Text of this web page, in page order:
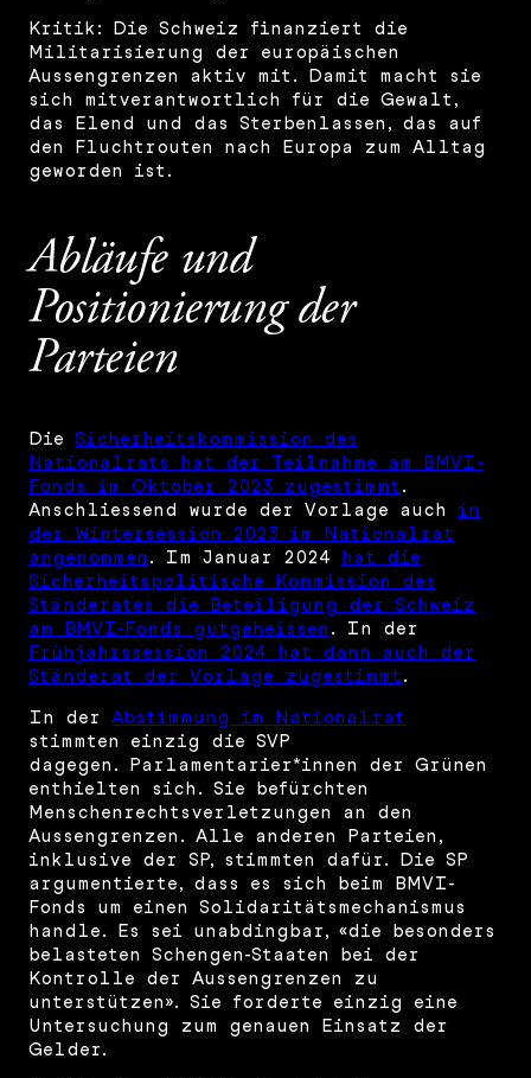
Kritik: Die Schweiz finanziert die
Militarisierung der europäischen
Aussengrenzen aktiv mit. Damit macht sie
sich mitverantwortlich für die Gewalt,
das Elend und das Sterbenlassen, das auf
den Fluchtrouten nach Europa zum Alltag
geworden ist.
Abläufe und
Positionierung der
Parteien
Die Sicherheitskommission des
Nationalrats hat der Teilnahme am BMVI-
Fonds im Oktober 2023 zugestimmt .
Anschliessend wurde der Vorlage auch in
der Wintersession 2023 im Nationalrat
angenommen . Im Januar 2024 hat die
Sicherheitspolitische Kommission des
Ständerates die Beteiligung der Schweiz
am BMVI-Fonds gutgeheissen . In der
Frühjahrssession 2024 hat dann auch der
Ständerat der Vorlage zugestimmt .
In der Abstimmung im Nationalrat
stimmten einzig die SVP
dagegen. Parlamentarier*innen der Grünen
enthielten sich. Sie befürchten
Menschenrechtsverletzungen an den
Aussengrenzen. Alle anderen Parteien,
inklusive der SP, stimmten dafür. Die SP
argumentierte, dass es sich beim BMVI-
Fonds um einen Solidaritätsmechanismus
handle. Es sei unabdingbar, «die besonders
belasteten Schengen-Staaten bei der
Kontrolle der Aussengrenzen zu
unterstützen». Sie forderte einzig eine
Untersuchung zum genauen Einsatz der
Gelder.